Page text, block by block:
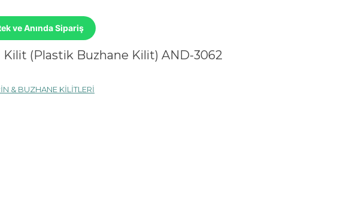
ve Anında Sipariş
Kilit (Plastik Buzhane Kilit) AND-3062
& BUZHANE KİLİTLERİ